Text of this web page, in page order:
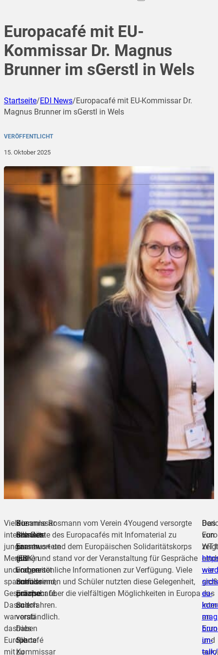
Europacafé mit EU-
Kommissar Dr. Magnus
Brunner im sGerstl in Wels
Startseite/EDI News/Europacafé mit EU-Kommissar Dr.
Magnus Brunner im sGerstl in Wels
VERÖFFENTLICHT
15. Oktober 2025
Viele
interessierte
junge
Menschen
und
spannende
Gespräche.
Das
war
das
Europacafé
mit
Die
Schulen
kamen
gut
vorbereitet
zum
Europacafé.
Schon
vorab
haben
Sie
Kommissar
Kommissar
Brunner
beantwortete
alle
Fragen
umfassend,
präzise
und
verständlich.
Dies
führte
zu
Susanne Rosmann vom Verein 4Yougend versorgte
alle Gäste des Europacafés mit Infomaterial zu
Erasmus+ und dem Europäischen Solidaritätskorps
(ESK) und stand vor der Veranstaltung für Gespräche
und persönliche Informationen zur Verfügung. Viele
Schülerinnen und Schüler nutzten diese Gelegenheit,
um mehr über die vielfältigen Möglichkeiten in Europa
zu erfahren.
Das
wie
groß
das
an
und
von
eu-
im-
talk/